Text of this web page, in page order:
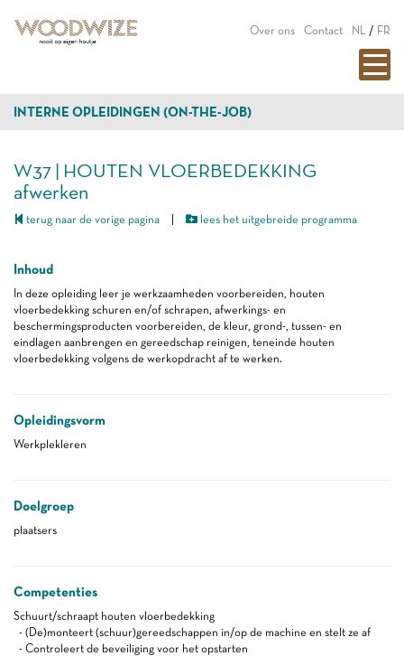
Over ons Contact NL / FR
INTERNE OPLEIDINGEN (ON-THE-JOB)
W37 | HOUTEN VLOERBEDEKKING
afwerken
terug naar de vorige pagina lees het uitgebreide programma
Inhoud
In deze opleiding leer je werkzaamheden voorbereiden, houten
vloerbedekking schuren en/of schrapen, afwerkings- en
beschermingsproducten voorbereiden, de kleur, grond-, tussen- en
eindlagen aanbrengen en gereedschap reinigen, teneinde houten
vloerbedekking volgens de werkopdracht af te werken.
Opleidingsvorm
Werkplekleren
Doelgroep
plaatsers
Competenties
Schuurt/schraapt houten vloerbedekking
- (De)monteert (schuur)gereedschappen in/op de machine en stelt ze af
- Controleert de beveiliging voor het opstarten